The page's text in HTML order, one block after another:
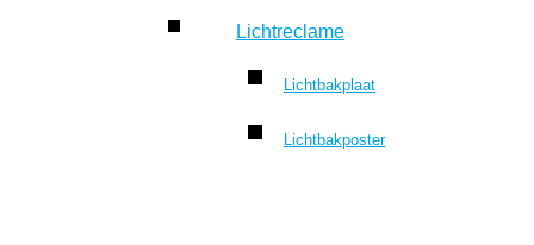
Lichtreclame
Lichtbakplaat
Lichtbakposter